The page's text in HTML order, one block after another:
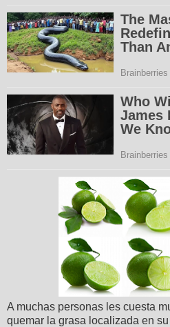
A muchas personas les cuesta
quemar la grasa localizada en